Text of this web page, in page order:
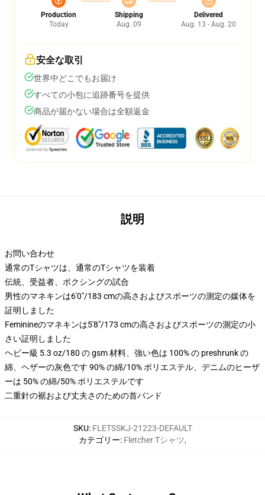
Production
Today
Shipping
Aug. 09
Delivered
Aug. 13 - Aug. 20
安全な取引
世界中どこでもお届け
すべての小包に追跡番号を提供
商品が届かない場合は全額返金
説明
お問い合わせ
通常のTシャツは、通常のTシャツを装着
伝統、受益者、ボクシングの試合
男性のマネキンは6'0"/183 cmの高さおよびスポーツの測定の媒体を
証明しました
Feminineのマネキンは5'8"/173 cmの高さおよびスポーツの測定の小
さい証明しました
ヘビー級 5.3 oz/180 の gsm 材料、強い色は 100% の preshrunk の
綿、ヘザーの灰色です 90% の綿/10% ポリエステル、デニムのヒーザ
ーは 50% の綿/50% ポリエステルです
二重針の裾および丈夫さのための首バンド
SKU: FLETSSKJ-21223-DEFAULT
カテゴリー: Fletcher Tシャツ,